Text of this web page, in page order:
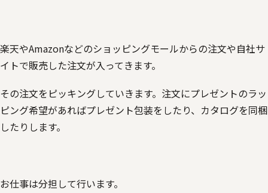
楽天やAmazonなどのショッピングモールからの注文や自社サ
イトで販売した注文が入ってきます。
その注文をピッキングしていきます。注文にプレゼントのラッ
ピング希望があればプレゼント包装をしたり、カタログを同梱
したりします。
お仕事は分担して行います。